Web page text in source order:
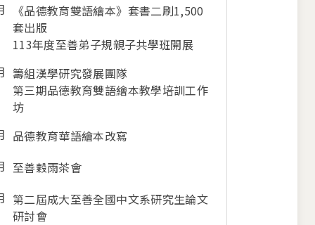
《品德教育雙語繪本》套書二刷1,500
套出版
113年度至善弟子規親子共學班開展
籌組漢學研究發展團隊
第三期品德教育雙語繪本教學培訓工作
坊
品德教育華語繪本改寫
至善穀雨茶會
第二屆成大至善全國中文系研究生論文
研討會